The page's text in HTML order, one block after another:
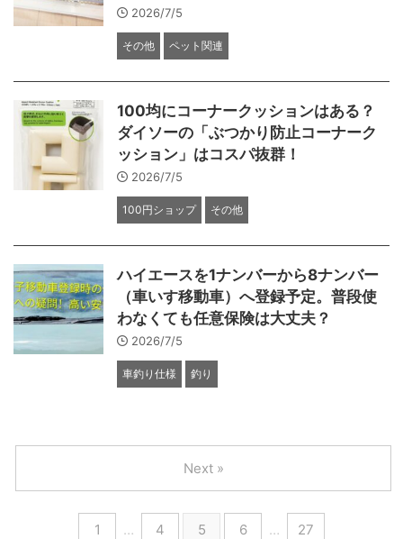
2026/7/5
その他 ペット関連
100均にコーナークッションはある？
ダイソーの「ぶつかり防止コーナーク
ッション」はコスパ抜群！
2026/7/5
100円ショップ その他
ハイエースを1ナンバーから8ナンバー
（車いす移動車）へ登録予定。普段使
わなくても任意保険は大丈夫？
2026/7/5
車釣り仕様 釣り
1 … 4 5 6 … 27
Next »